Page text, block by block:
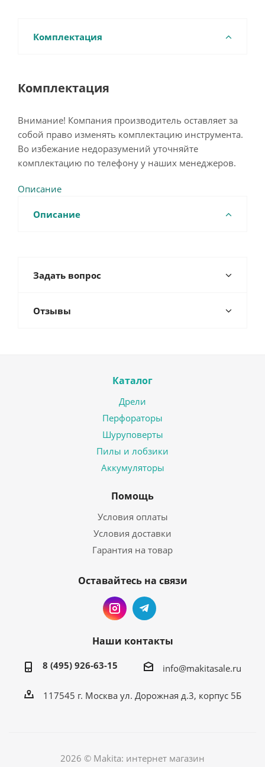
Комплектация
Комплектация
Внимание! Компания производитель оставляет за
собой право изменять комплектацию инструмента.
Во избежание недоразумений уточняйте
комплектацию по телефону у наших менеджеров.
Описание
Описание
Задать вопрос
Отзывы
Каталог
Дрели
Перфораторы
Шуруповерты
Пилы и лобзики
Аккумуляторы
Помощь
Условия оплаты
Условия доставки
Гарантия на товар
Оставайтесь на связи
Наши контакты
8 (495) 926-63-15 info@makitasale.ru
117545 г. Москва ул. Дорожная д.3, корпус 5Б
2026 © Makita: интернет магазин